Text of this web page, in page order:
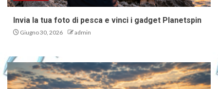
5
Otonabee 48: il minnow doppia
Invia la tua foto di pesca e vinci i gadget Planetspin
Giugno 30, 2026 admin